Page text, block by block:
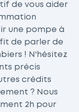
de vous aider
une pompe à
de parler de
! N'hésitez
précis
crédits
? Nous
2h pour